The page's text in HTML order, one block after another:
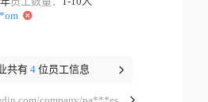
共有4位员工信息